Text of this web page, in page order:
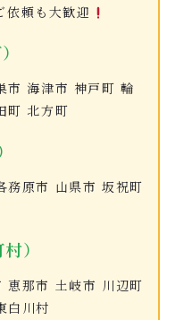
依頼も大歓迎
市 海津市 神戸町 輪
町 北方町
務原市 山県市 坂祝町
）
恵那市 土岐市 川辺町
白川村